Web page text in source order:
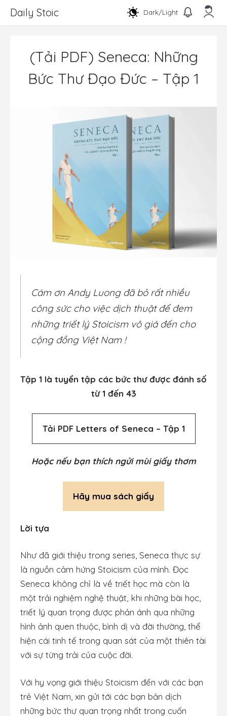
đến
Daily Stoic Dark/Light
(Tải PDF) Seneca: Những
Bức Thư Đạo Đức – Tập 1
Cám ơn Andy Luong đã bỏ rất nhiều
công sức cho việc dịch thuật để đem
những triết lý Stoicism vô giá đến cho
cộng đồng Việt Nam !
Tập 1 là tuyển tập các bức thư được đánh số
từ 1 đến 43
Tải PDF Letters of Seneca – Tập 1
Hoặc nếu bạn thích ngửi mùi giấy thơm
Hãy mua sách giấy
Lời tựa
Như đã giới thiệu trong series, Seneca thực sự
là nguồn cảm hứng Stoicism của mình. Đọc
Seneca không chỉ là về triết học mà còn là
một trải nghiệm nghệ thuật, khi những bài học,
triết lý quan trọng được phản ánh qua những
hình ảnh quen thuộc, bình dị và đời thường, thể
hiện cái tinh tế trong quan sát của một thiên tài
với sự từng trải của cuộc đời.
Với hy vọng giới thiệu Stoicism đến với các bạn
trẻ Việt Nam, xin gửi tới các bạn bản dịch
những bức thư quan trọng nhất trong cuốn